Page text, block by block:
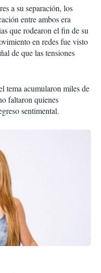
a su separación, los
entre ambos era
que rodearon el fin de su
en redes fue visto
de que las tensiones
tema acumularon miles de
faltaron quienes
sentimental.